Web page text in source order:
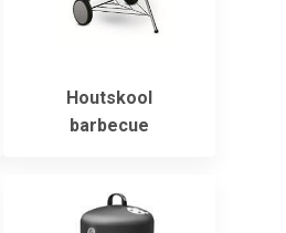
Houtskool
barbecue